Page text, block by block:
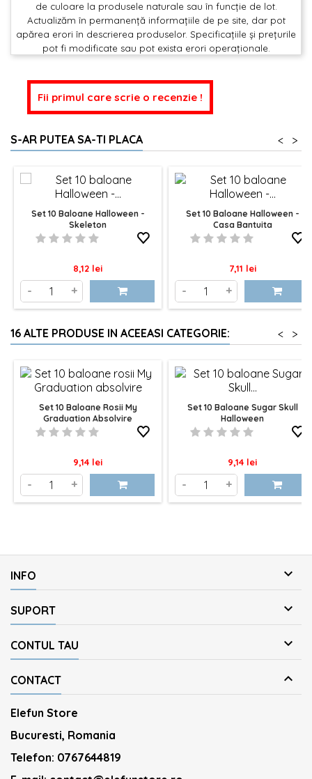
de culoare la produsele naturale sau în funcție de lot.
Actualizăm în permanență informațiile de pe site, dar pot
apărea erori în descrierea produselor. Specificațiile și prețurile
pot fi modificate sau pot exista erori operaționale.
Fii primul care scrie o recenzie !
S-AR PUTEA SA-TI PLACA >
<
Set 10 Baloane Halloween -
Skeleton
Pret
8,12 lei
- +
Set 10 Baloane Halloween -
Casa Bantuita
Pret
7,11 lei
- +
16 ALTE PRODUSE IN ACEEASI CATEGORIE: >
<
Set 10 Baloane Rosii My
Graduation Absolvire
Pret
9,14 lei
- +
Set 10 Baloane Sugar Skull
Halloween
Pret
9,14 lei
- +
INFO 
SUPORT 
CONTUL TAU 
CONTACT 
Elefun Store
Bucuresti, Romania
Telefon: 0767644819